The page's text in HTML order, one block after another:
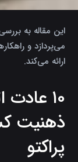
این مقاله به
می‌پردازد و
ارائه می‌کند.
۱۰
ذهنیت
پراکتو